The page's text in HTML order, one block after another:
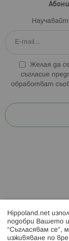
Желая да
съгласие
обработват
Hippoland.net
подобри Вашето
“Съгласявам се”,
изживяване по